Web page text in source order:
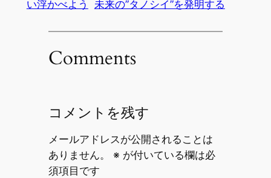
い浮かべよう
未来の”タノシイ”を発明する
Comments
コメントを残す
メールアドレスが公開されることは
ありません。
※ が付いている欄は必
須項目です